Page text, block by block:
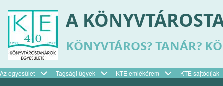
tartalomra
A
KÖNYVTÁROS? TANÁR?
Felső
Az egyesület Tagsági ügyek KTE emlékérem KTE sajtódíjak